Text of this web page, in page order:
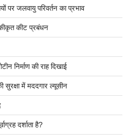
पर जलवायु परिवर्तन का प्रभाव
कीट प्रबंधन
निर्माण की राह दिखाई
में मददगार ल्यूसीन
दर्शाता है?